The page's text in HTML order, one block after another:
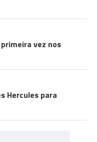
vez nos
Hercules para